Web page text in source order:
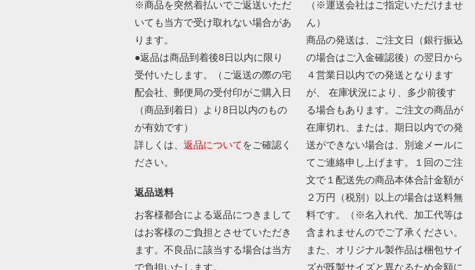
※商品を突然着払いでご返送いただ
いても当方で受け取れない場合があ
ります。
●返品は商品到着後8日以内に限り
受付いたします。（ご返送の際の宅
配会社、郵便局の受付印がご購入日
（商品到着日）より8日以内のもの
が有効です）
詳しくは、 返品についてをご確認く
ださい。
返品送料
お客様都合による返品につきまして
はお客様のご負担とさせていただき
ます。不良品に該当する場合は当方
で負担いたします。
（※運送会社はご指定いただけませ
ん）
商品の発送は、ご注文日（銀行振込
の場合はご入金確認後）の翌日から
４営業日以内での発送となります
が、 在庫状況により、多少前後す
る場合もあります。ご注文の商品が
在庫切れ、または、期日以内での発
送ができない場合は、別途メールに
てご連絡申し上げます。１回のご注
文で１配送先の商品本体合計金額が
２万円（税別）以上の場合は送料無
料です。（※名入れ代、加工代等は
含まれませんのでご了承ください。
また、オリジナル製作品は梱包サイ
ズが既製サイズと異なるため金額に